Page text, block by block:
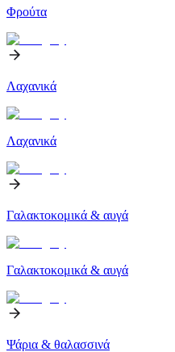
Φρούτα
Λαχανικά
Λαχανικά
Γαλακτοκομικά & αυγά
Γαλακτοκομικά & αυγά
Ψάρια & θαλασσινά